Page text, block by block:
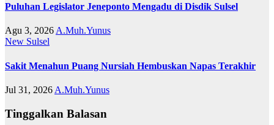
Puluhan Legislator Jeneponto Mengadu di Disdik Sulsel
Agu 3, 2026 A.Muh.Yunus
New Sulsel
Sakit Menahun Puang Nursiah Hembuskan Napas Terakhir
Jul 31, 2026 A.Muh.Yunus
Tinggalkan Balasan